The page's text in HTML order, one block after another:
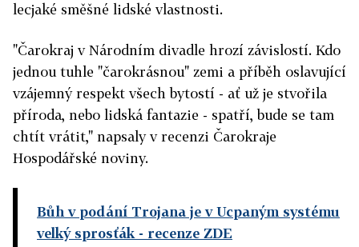
lecjaké směšné lidské vlastnosti.
"Čarokraj v Národním divadle hrozí závislostí. Kdo
jednou tuhle "čarokrásnou" zemi a příběh oslavující
vzájemný respekt všech bytostí - ať už je stvořila
příroda, nebo lidská fantazie - spatří, bude se tam
chtít vrátit," napsaly v recenzi Čarokraje
Hospodářské noviny.
Bůh v podání Trojana je v Ucpaným systému
velký sprosťák - recenze ZDE